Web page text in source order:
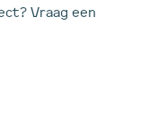
Vraag een